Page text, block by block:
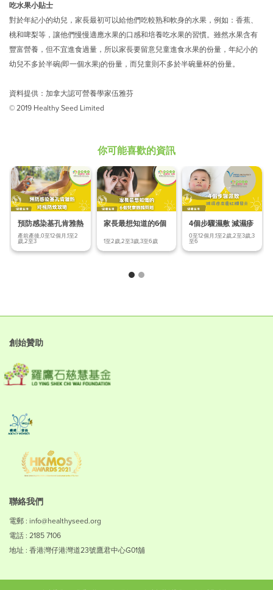
吃水果小貼士
對於年紀小的幼兒，家長最初可以給他們吃較熟和軟身的水果，例如：香蕉、
桃和啤梨等，讓他們慢慢適應水果的口感和培養吃水果的習慣。雖然水果含有
豐富營養，但不宜進食過量，所以家長要留意兒童進食水果的份量，年紀小的
幼兒不多於半碗(即一個水果)的份量，而兒童則不多於半碗量杯的份量。
資料提供：加拿大認可營養學家伍雅芬
© 2019 Healthy Seed Limited
你可能喜歡的資訊
預防感染基孔肯雅熱
終極防蚊
產前產後,0至12個月,1至2
歲,2至3
家長最想知道的6個
1至2歲,2至3歲,3至6歲
4個步驟濕敷 減濕疹
皮膚紅腫發炎
0至12個月,1至2歲,2至3歲,3
至6
創始贊助
聯絡我們
電郵 : info@healthyseed.org
電話 : 2185 7106
地址 : 香港灣仔港灣道23號鷹君中心G01舖